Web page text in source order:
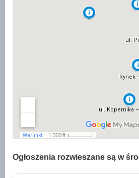
Ogłoszenia rozwieszane są w